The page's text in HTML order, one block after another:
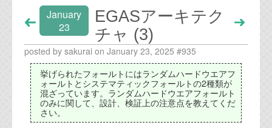
January
23
EGASアーキテク
チャ (3)
posted by sakurai on January 23, 2025 #935
挙げられたフォールトにはランダムハードウエアフ
ォールトとシステマティックフォールトの2種類が
混ざっています。ランダムハードウエアフォールト
のみに関して、設計、検証上の注意点を教えてくだ
さい。